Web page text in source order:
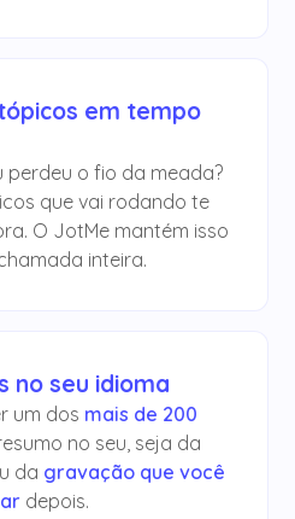
em tempo
o fio da meada?
que vai rodando te
O JotMe mantém isso
inteira.
no seu idioma
um dos mais de 200
no seu, seja da
da gravação que você
depois.